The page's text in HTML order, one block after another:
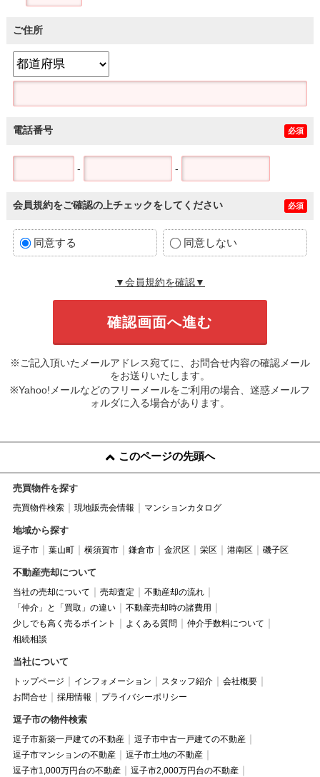
ご住所
電話番号 必須
- -
会員規約をご確認の上チェックをしてください 必須
同意する 同意しない
▼会員規約を確認▼
※ご記入頂いたメールアドレス宛てに、お問合せ内容の確認メール
をお送りいたします。
※Yahoo!メールなどのフリーメールをご利用の場合、迷惑メールフ
ォルダに入る場合があります。
このページの先頭へ
売買物件を探す
売買物件検索 現地販売会情報 マンションカタログ
地域から探す
逗子市 葉山町 横須賀市 鎌倉市 金沢区 栄区 港南区 磯子区
不動産売却について
当社の売却について 売却査定
不動産却の流れ
「仲介」と「買取」の違い
不動産売却時の諸費用
少しでも高く売るポイント
よくある質問
仲介手数料について
相続相談
当社について
トップページ インフォメーション スタッフ紹介
会社概要
お問合せ
採用情報 プライバシーポリシー
逗子市の物件検索
逗子市新築一戸建ての不動産
逗子市中古一戸建ての不動産
逗子市マンションの不動産
逗子市土地の不動産
逗子市1,000万円台の不動産
逗子市2,000万円台の不動産